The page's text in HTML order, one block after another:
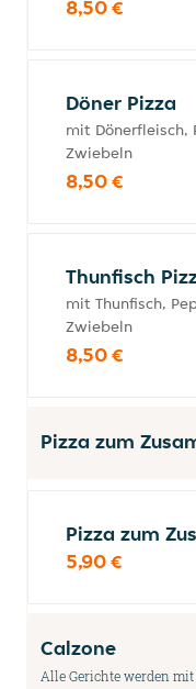
8,50 €
Döner Pizza
mit Dönerfleisch,
Zwiebeln
8,50 €
Thunfisch
mit Thunfisch,
Zwiebeln
8,50 €
Pizza zum
Pizza zum
5,90 €
Calzone
Alle Gerichte werden